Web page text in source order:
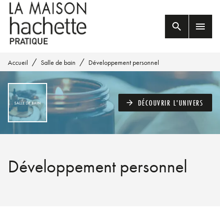
MENU RECHERCHE
PIED DE PAGE
search menu
Accueil / Salle de bain / Développement personnel
arrow_forward DÉCOUVRIR L'UNIVERS
Développement personnel